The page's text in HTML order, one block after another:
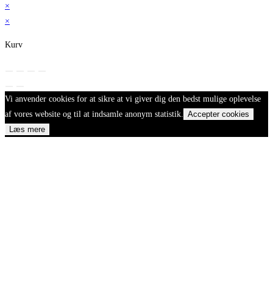
×
×
Kurv
Vi anvender cookies for at sikre at vi giver dig den bedst mulige oplevelse
af vores website og til at indsamle anonym statistik.
Accepter cookies
Læs mere